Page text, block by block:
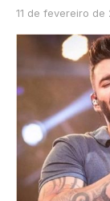
11 de fevereiro de